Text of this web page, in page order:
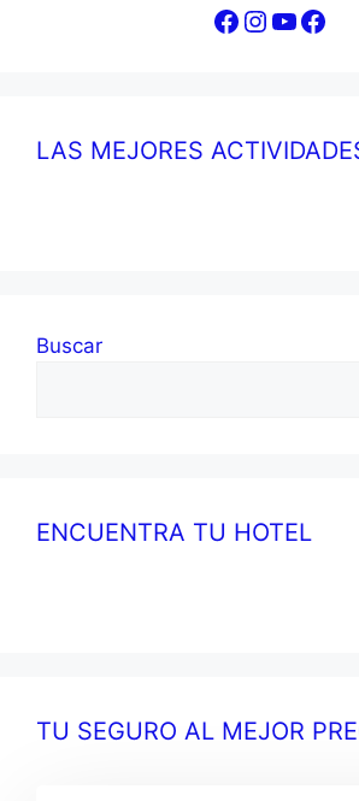
Facebook
LAS MEJORES
Buscar
ENCUENTRA TU HOTEL
TU SEGURO AL MEJOR